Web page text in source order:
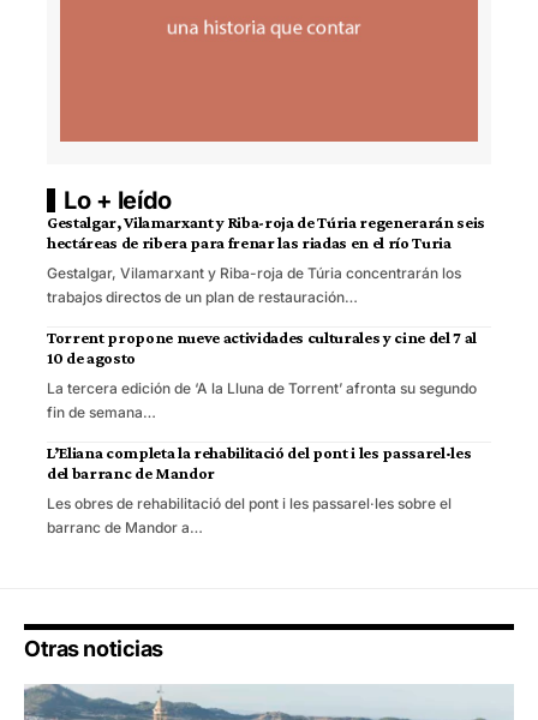
Lo + leído
Gestalgar, Vilamarxant y Riba-roja de Túria regenerarán seis
hectáreas de ribera para frenar las riadas en el río Turia
Gestalgar, Vilamarxant y Riba-roja de Túria concentrarán los
trabajos directos de un plan de restauración…
Torrent propone nueve actividades culturales y cine del 7 al
10 de agosto
La tercera edición de ‘A la Lluna de Torrent’ afronta su segundo
fin de semana…
L’Eliana completa la rehabilitació del pont i les passarel·les
del barranc de Mandor
Les obres de rehabilitació del pont i les passarel·les sobre el
barranc de Mandor a…
Otras noticias